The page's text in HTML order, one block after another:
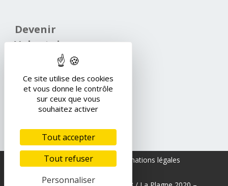
Devenir
Volontaire
Newsletter
→
Presse–Contact Informations légales
Ce site utilise des cookies
et vous donne le contrôle
sur ceux que vous
souhaitez activer
Tout accepter
Tout refuser
Personnaliser